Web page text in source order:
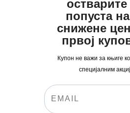
остварите
попуста
снижене
првој
Купон не важи за књиге
специјалним